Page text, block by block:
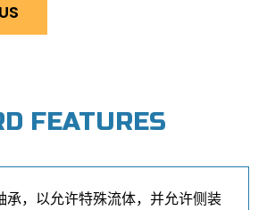
FEATURES
承，以允许特殊流体，并允许侧装